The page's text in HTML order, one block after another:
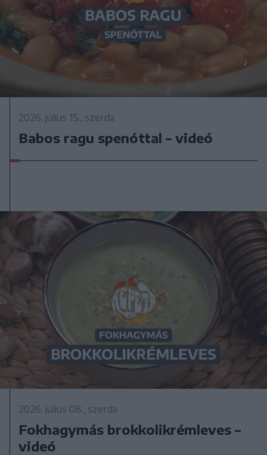
2026. július 15., szerda
Babos ragu spenóttal – videó
2026. július 08., szerda
Fokhagymás brokkolikrémleves –
videó